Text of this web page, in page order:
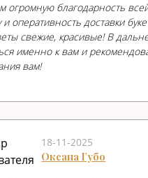
огромную благодарность
и оперативность доставки
свежие, красивые! В
именно к вам и
вам!
18-11-2025
Оксана Губо